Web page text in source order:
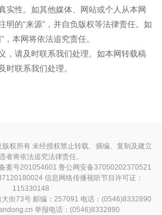
实性。如其他媒体、网站或个人从本网
明的“来源”，并自负版权等法律责任。如
本网将依法追究责任。
，请及时联系我们处理。如本网转载稿
时联系我们处理。
权所有 未经授权禁止转载、摘编、复制及建立
者将依法追究法律责任。
案号201054601 鲁公网安备37050202370521
信息网络传播视听节目许可证：
115330148
街73号 邮编：257091 电话：(0546)8332890
举报电话：(0546)8332890